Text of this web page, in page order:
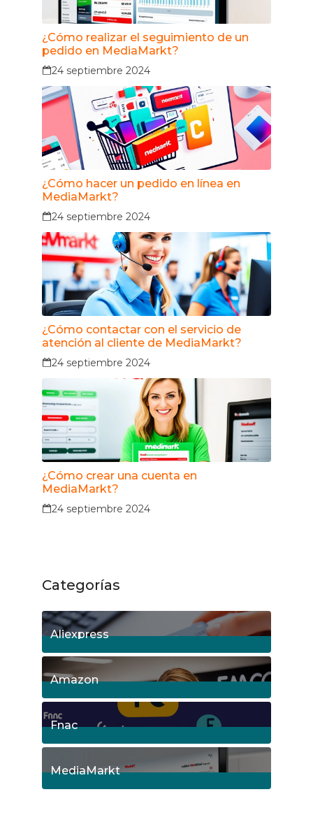
¿Cómo realizar el seguimiento de un
pedido en MediaMarkt?
24 septiembre 2024
¿Cómo hacer un pedido en línea en
MediaMarkt?
24 septiembre 2024
¿Cómo contactar con el servicio de
atención al cliente de MediaMarkt?
24 septiembre 2024
¿Cómo crear una cuenta en
MediaMarkt?
24 septiembre 2024
Categorías
Aliexpress
18Posts
Amazon
5Posts
Fnac
9Posts
MediaMarkt